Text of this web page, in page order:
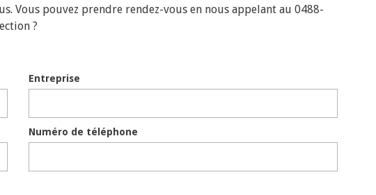
Vous pouvez prendre rendez-vous en nous appelant au 0488-
?
Entreprise
Numéro de téléphone